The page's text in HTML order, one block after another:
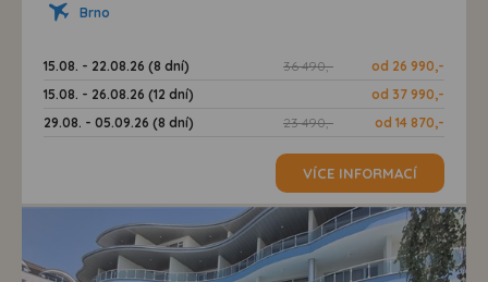
Brno
15.08. - 22.08.26 (8 dní) 36 490,-
od 26 990,-
15.08. - 26.08.26 (12 dní)
od 37 990,-
29.08. - 05.09.26 (8 dní)
23 490,- od 14 870,-
VÍCE INFORMACÍ